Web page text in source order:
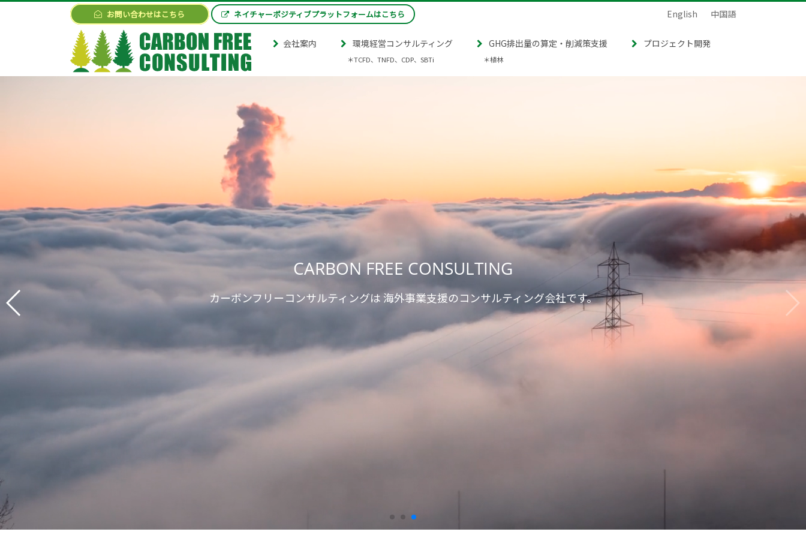
お問い合わせはこちら ネイチャーポジティブプラットフォームはこちら English 中国語
会社案内 環境経営コンサルティング
＊TCFD、TNFD、CDP、SBTi
GHG排出量の算定・削減策支援
＊植林
プロジェクト開発
CARBON FREE CONSULTING
カーボンフリーコンサルティングは 海外事業支援のコンサルティング会社です。